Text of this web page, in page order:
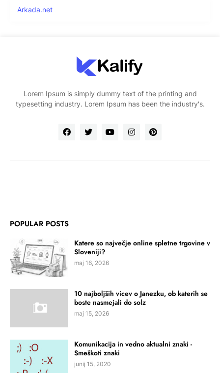
Arkada.net
Lorem Ipsum is simply dummy text of the printing and
typesetting industry. Lorem Ipsum has been the industry's.
POPULAR POSTS
Katere so največje online spletne trgovine v
Sloveniji?
maj 16, 2026
10 najboljših vicev o Janezku, ob katerih se
boste nasmejali do solz
maj 15, 2026
Komunikacija in vedno aktualni znaki -
Smeškoti znaki
junij 15, 2020